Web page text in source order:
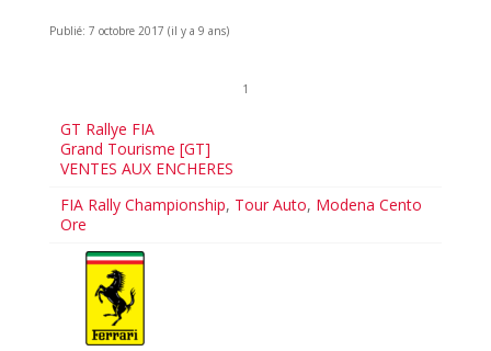
Publié: 7 octobre 2017 (il y a 9 ans)
1
GT Rallye FIA
Grand Tourisme [GT]
VENTES AUX ENCHERES
FIA Rally Championship, Tour Auto, Modena Cento
Ore